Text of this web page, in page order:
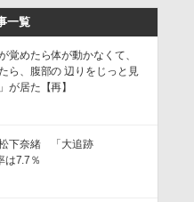
一覧
覚めたら体が動かなくて、
ら、腹部の 辺りをじっと見
が居た【再】
下奈緒 「大追跡
は7.7％